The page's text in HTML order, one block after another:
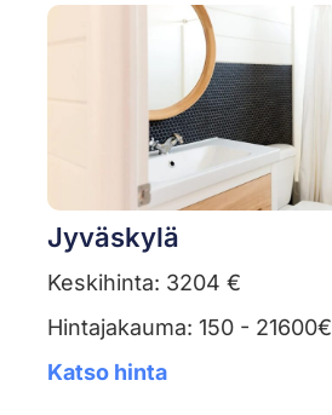
Jyväskylä
Keskihinta: 3204 €
Hintajakauma: 150 - 21600€
Katso hinta